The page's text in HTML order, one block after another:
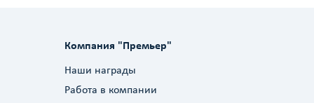
Компания "Премьер"
Наши награды
Работа в компании